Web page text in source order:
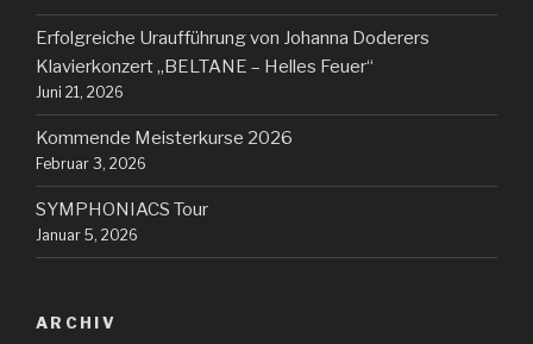
Erfolgreiche Uraufführung von Johanna Doderers
Klavierkonzert „BELTANE – Helles Feuer“
Juni 21, 2026
Kommende Meisterkurse 2026
Februar 3, 2026
SYMPHONIACS Tour
Januar 5, 2026
ARCHIV